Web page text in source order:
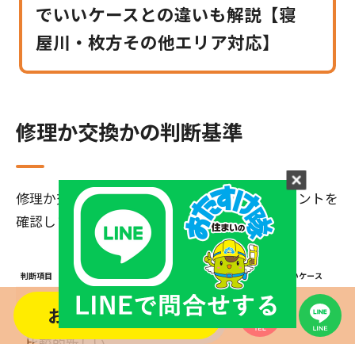
でいいケースとの違いも解説【寝
屋川・枚方その他エリア対応】
修理か交換かの判断基準
修理か交換かを考えるときは、次のようなポイントを
確認します。
判断項目 修理で済みやすいケース 交換を検討したいケース
使用年数
お問い合わせする